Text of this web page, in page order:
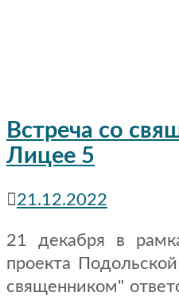
Встреча со
Лицее 5
21.12.2022
21 декабря в
проекта
священником"